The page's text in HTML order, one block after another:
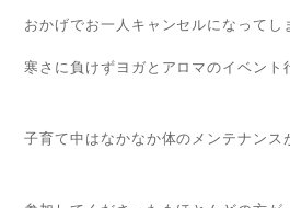
おかげでお一人キャンセルになってし
寒さに負けずヨガとアロマのイベント
子育て中はなかなか体のメンテナンス